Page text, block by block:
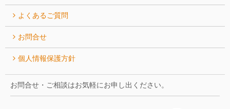
よくあるご質問
お問合せ
個人情報保護方針
お問合せ・ご相談はお気軽にお申し出ください。